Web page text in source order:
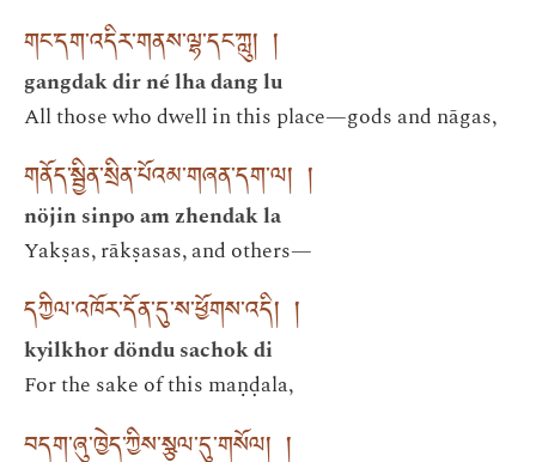
གང་དག་འདིར་གནས་ལྷ་དང་ཀླུ། །
gangdak dir né lha dang lu
All those who dwell in this place—gods and nāgas,
གནོད་སྦྱིན་སྲིན་པོའམ་གཞན་དག་ལ། །
nöjin sinpo am zhendak la
Yakṣas, rākṣasas, and others—
དཀྱིལ་འཁོར་དོན་དུ་ས་ཕྱོགས་འདི། །
kyilkhor döndu sachok di
For the sake of this maṇḍala,
བདག་ཞུ་ཁྱེད་ཀྱིས་སྩལ་དུ་གསོལ། །